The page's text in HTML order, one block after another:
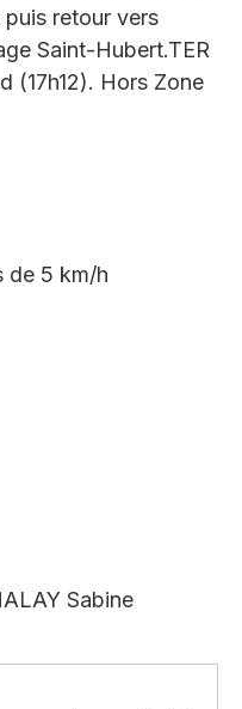
retour vers
Saint-Hubert.TER
(17h12). Hors Zone
de 5 km/h
Sabine